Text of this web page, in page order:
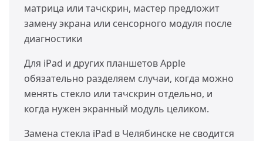
матрица или тачскрин, мастер предложит
замену экрана или сенсорного модуля после
диагностики
Для iPad и других планшетов Apple
обязательно разделяем случаи, когда можно
менять стекло или тачскрин отдельно, и
когда нужен экранный модуль целиком.
Замена стекла iPad в Челябинске не сводится